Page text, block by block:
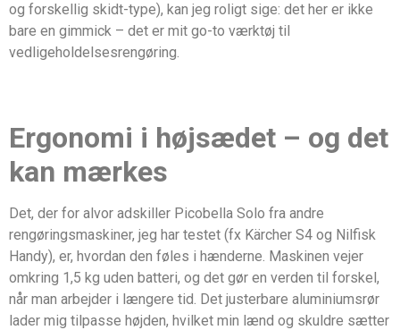
og forskellig skidt-type), kan jeg roligt sige: det her er ikke
bare en gimmick – det er mit go-to værktøj til
vedligeholdelsesrengøring.
Ergonomi i højsædet – og det
kan mærkes
Det, der for alvor adskiller Picobella Solo fra andre
rengøringsmaskiner, jeg har testet (fx Kärcher S4 og Nilfisk
Handy), er, hvordan den føles i hænderne. Maskinen vejer
omkring 1,5 kg uden batteri, og det gør en verden til forskel,
når man arbejder i længere tid. Det justerbare aluminiumsrør
lader mig tilpasse højden, hvilket min lænd og skuldre sætter